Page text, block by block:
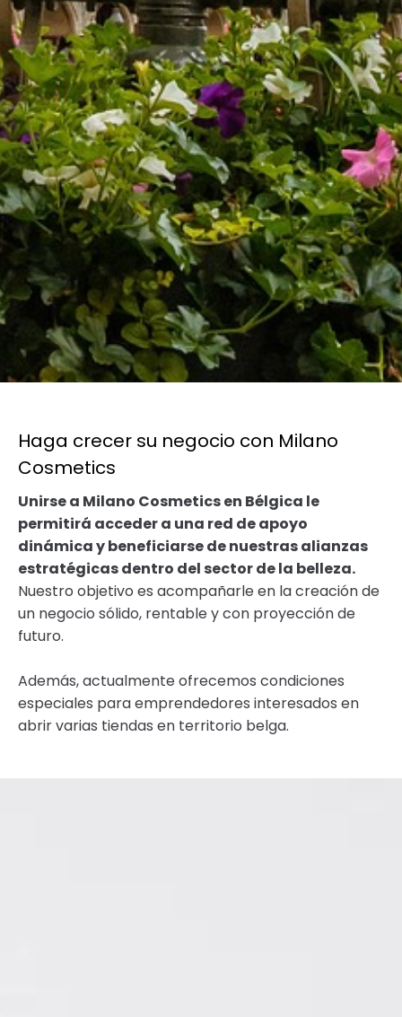
Haga crecer su negocio con Milano
Cosmetics
Unirse a Milano Cosmetics en Bélgica le
permitirá acceder a una red de apoyo
dinámica y beneficiarse de nuestras alianzas
estratégicas dentro del sector de la belleza.
Nuestro objetivo es acompañarle en la creación de
un negocio sólido, rentable y con proyección de
futuro.
Además, actualmente ofrecemos condiciones
especiales para emprendedores interesados en
abrir varias tiendas en territorio belga.